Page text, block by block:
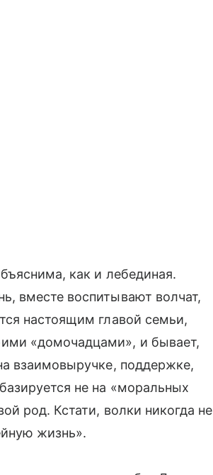
как и лебединая.
вместе воспитывают волчат,
настоящим главой семьи,
«домочадцами», и бывает,
взаимовыручке, поддержке,
не на «моральных
род. Кстати, волки никогда не
жизнь».